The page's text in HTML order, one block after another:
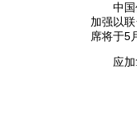
中
加强以
席将于5
应